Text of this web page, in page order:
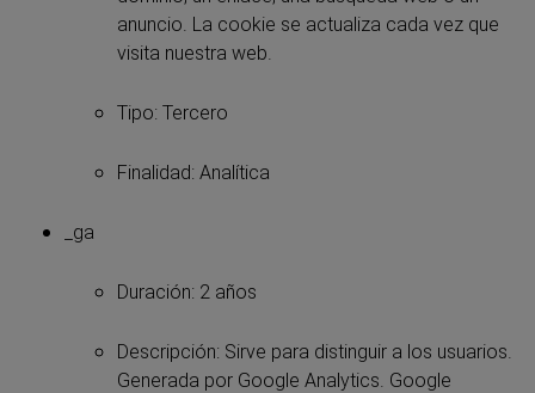
anuncio. La cookie se actualiza cada vez que
visita nuestra web.
Tipo: Tercero
Finalidad: Analítica
_ga
Duración: 2 años
Descripción: Sirve para distinguir a los usuarios.
Generada por Google Analytics. Google